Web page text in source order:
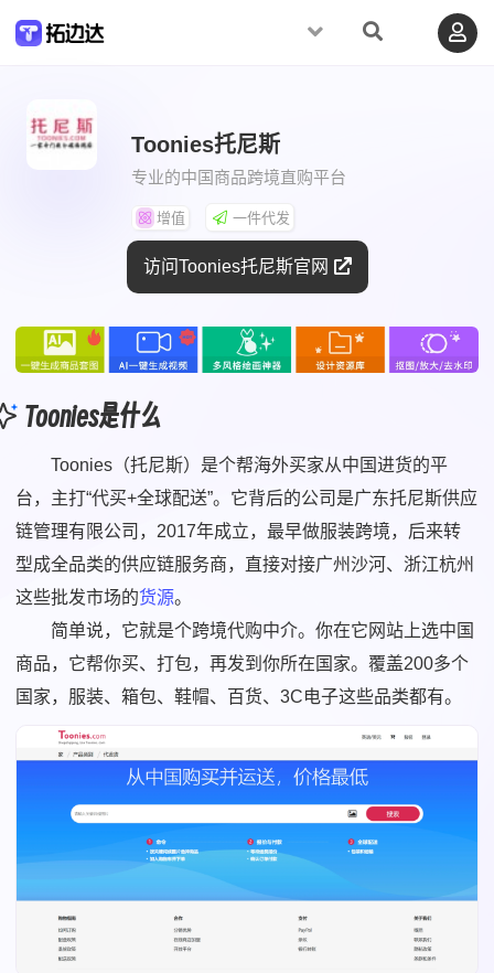
Toonies托尼斯
专业的中国商品跨境直购平台
增值 一件代发
访问Toonies托尼斯官网
Toonies是什么
Toonies（托尼斯）是个帮海外买家从中国进货的平
台，主打“代买+全球配送”。它背后的公司是广东托尼斯供应
链管理有限公司，2017年成立，最早做服装跨境，后来转
型成全品类的供应链服务商，直接对接广州沙河、浙江杭州
这些批发市场的货源。
简单说，它就是个跨境代购中介。你在它网站上选中国
商品，它帮你买、打包，再发到你所在国家。覆盖200多个
国家，服装、箱包、鞋帽、百货、3C电子这些品类都有。